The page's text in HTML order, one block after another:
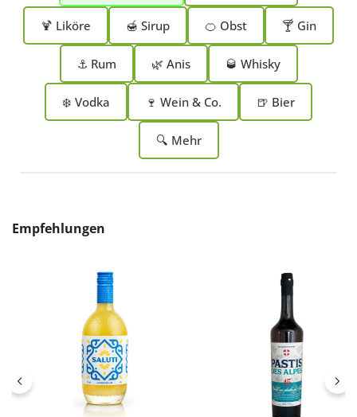
🍹 Liköre 🍯 Sirup 🍊 Obst 🍸 Gin
⚓ Rum 🌿 Anis 🥃 Whisky
❄️ Vodka 🍷 Wein & Co. 🍺 Bier
🔍 Mehr
Produktgalerie überspringen
Empfehlungen